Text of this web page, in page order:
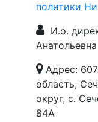
политики
И.о.
Анатольевна
Адрес:
область,
округ, с.
84А